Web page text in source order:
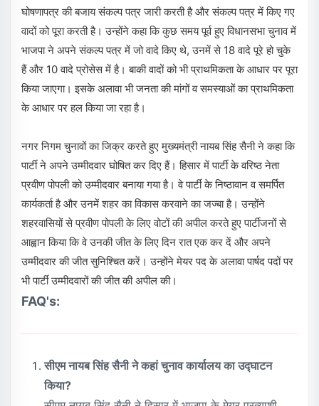
घोषणापत्र की बजाय संकल्प पत्र जारी करती है और संकल्प पत्र में किए गए
वादों को पूरा करती है। उन्होंने कहा कि कुछ समय पूर्व हुए विधानसभा चुनाव में
भाजपा ने अपने संकल्प पत्र में जो वादे किए थे, उनमें से 18 वादे पूरे हो चुके
हैं और 10 वादे प्रोसेस में है। बाकी वादों को भी प्राथमिकता के आधार पर पूरा
किया जाएगा। इसके अलावा भी जनता की मांगों व समस्याओं का प्राथमिकता
के आधार पर हल किया जा रहा है।
नगर निगम चुनावों का जिक्र करते हुए मुख्यमंत्री नायब सिंह सैनी ने कहा कि
पार्टी ने अपने उम्मीदवार घोषित कर दिए हैं। हिसार में पार्टी के वरिष्ठ नेता
प्रवीण पोपली को उम्मीदवार बनाया गया है। वे पार्टी के निष्ठावान व समर्पित
कार्यकर्ता है और उनमें शहर का विकास करवाने का जज्बा है। उन्होंने
शहरवासियों से प्रवीण पोपली के लिए वोटों की अपील करते हुए पार्टीजनों से
आह्वान किया कि वे उनकी जीत के लिए दिन रात एक कर दें और अपने
उम्मीदवार की जीत सुनिश्चित करें। उन्होंने मेयर पद के अलावा पार्षद पदों पर
भी पार्टी उम्मीदवारों की जीत की अपील की।
FAQ's:
सीएम नायब सिंह सैनी ने कहां चुनाव कार्यालय का उद्घाटन
किया?